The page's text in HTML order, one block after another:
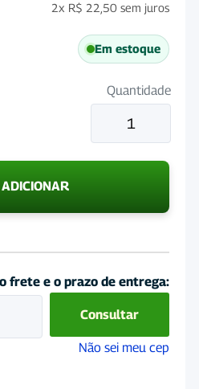
2x R$ 22,50 sem juros
Em estoque
Quantidade
Sal
Mineral
para
ADICIONAR
frete e o prazo de entrega:
Consultar
Não sei meu cep